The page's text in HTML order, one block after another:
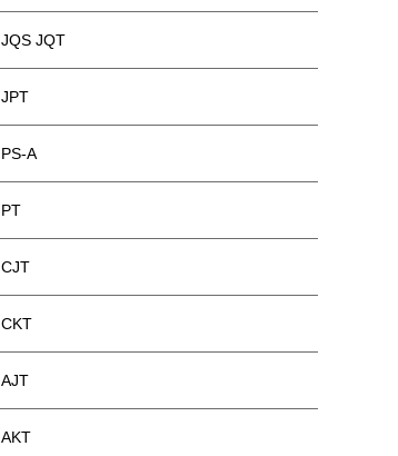
JQS JQT
JPT
PS-A
PT
CJT
CKT
AJT
AKT